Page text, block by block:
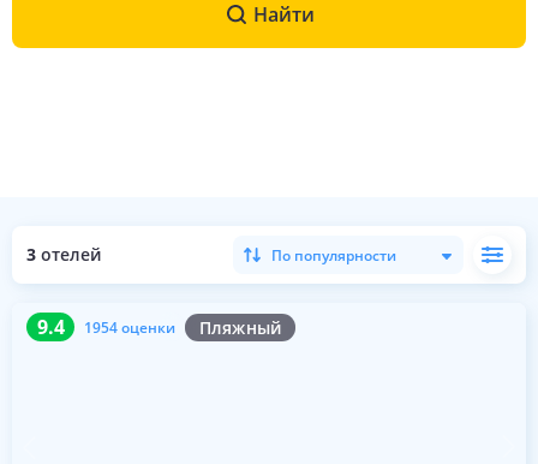
Найти
3 отелей По популярности
9.4 1954 оценки Пляжный
9.4 1954 оценки